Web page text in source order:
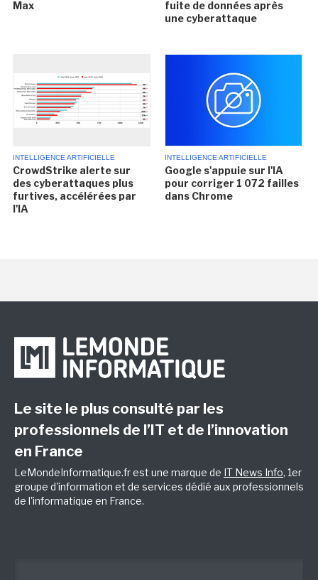
Max
fuite de données après
une cyberattaque
INTELLIGENCE ARTIFICIELLE
CrowdStrike alerte sur
des cyberattaques plus
furtives, accélérées par
l'IA
INTELLIGENCE ARTIFICIELLE
Google s'appuie sur l'IA
pour corriger 1 072 failles
dans Chrome
Le site le plus consulté par les
professionnels de l’IT et de l’innovation
en France
LeMondeInformatique.fr est une marque de IT News Info, 1er
groupe d'information et de services dédié aux professionnels
de l'informatique en France.